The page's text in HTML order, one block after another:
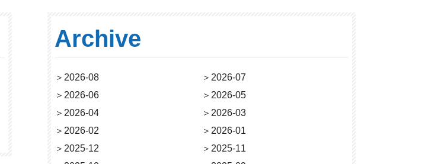
Archive
＞ 2026-08 ＞ 2026-07
＞ 2026-06 ＞ 2026-05
＞ 2026-04 ＞ 2026-03
＞ 2026-02 ＞ 2026-01
＞ 2025-12 ＞ 2025-11